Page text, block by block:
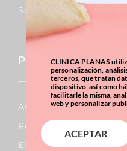
Septoplastia
Pecho
Aumento De Pecho
Reducción De Pecho
Elevación De Pecho
CLINICA PLANAS
personalización,
terceros, que tratan
dispositivo, así como
facilitarle la misma,
web y personalizar
ACEPTAR